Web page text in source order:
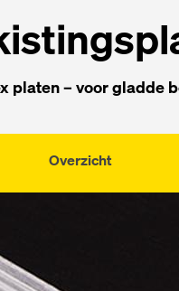
platen – voor glad­de
Overzicht